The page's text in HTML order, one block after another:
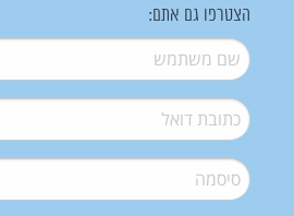
הצטרפו גם אתם:
שם משתמש*
דואל*
סיסמה*